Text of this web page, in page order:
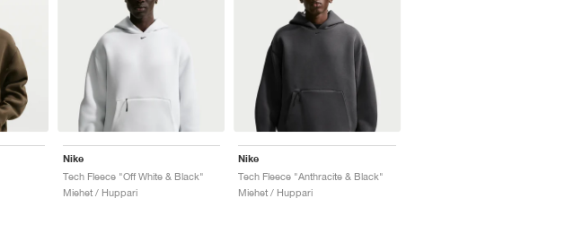
Nike
Tech Fleece "Off White & Black"
Miehet / Huppari
Nike
Tech Fleece "Anthracite & Black"
Miehet / Huppari